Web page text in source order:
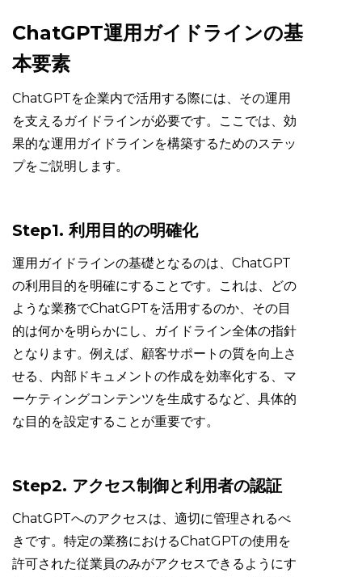
ChatGPT運用ガイドラインの基
本要素
ChatGPTを企業内で活用する際には、その運用
を支えるガイドラインが必要です。ここでは、効
果的な運用ガイドラインを構築するためのステッ
プをご説明します。
Step1. 利用目的の明確化
運用ガイドラインの基礎となるのは、ChatGPT
の利用目的を明確にすることです。これは、どの
ような業務でChatGPTを活用するのか、その目
的は何かを明らかにし、ガイドライン全体の指針
となります。例えば、顧客サポートの質を向上さ
せる、内部ドキュメントの作成を効率化する、マ
ーケティングコンテンツを生成するなど、具体的
な目的を設定することが重要です。
Step2. アクセス制御と利用者の認証
ChatGPTへのアクセスは、適切に管理されるべ
きです。特定の業務におけるChatGPTの使用を
許可された従業員のみがアクセスできるようにす